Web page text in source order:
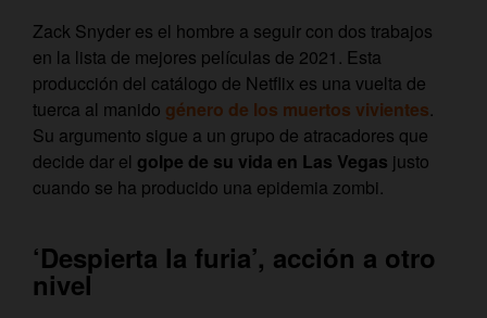
Zack Snyder es el hombre a seguir con dos trabajos
en la lista de mejores películas de 2021. Esta
producción del catálogo de Netflix es una vuelta de
tuerca al manido género de los muertos vivientes.
Su argumento sigue a un grupo de atracadores que
decide dar el golpe de su vida en Las Vegas justo
cuando se ha producido una epidemia zombi.
‘Despierta la furia’, acción a otro
nivel